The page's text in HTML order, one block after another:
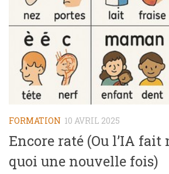
FORMATION 10 AVRIL 2025
Encore raté (Ou l’IA fait
quoi une nouvelle fois)